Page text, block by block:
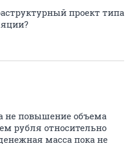
проект типа
не повышение объема
рубля относительно
масса пока не